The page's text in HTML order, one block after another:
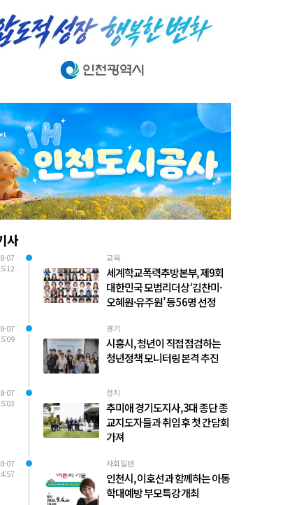
사
07
교육
세계학교폭력추방본부, 제9회
대한민국 모범리더상 ‘김찬미·
오혜원·유주원’ 등 56명 선정
07
경기
시흥시, 청년이 직접 점검하는
청년정책 모니터링 본격 추진
07
정치
추미애 경기도지사, 3대 종단 종
교지도자들과 취임 후 첫 간담회
가져
07
사회일반
인천시, 이호선과 함께하는 아동
학대예방 부모특강 개최